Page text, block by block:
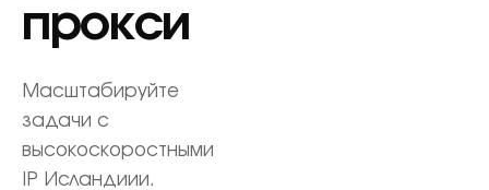
прокси
Масштабируйте
задачи с
высокоскоростными
IP Исландиии.